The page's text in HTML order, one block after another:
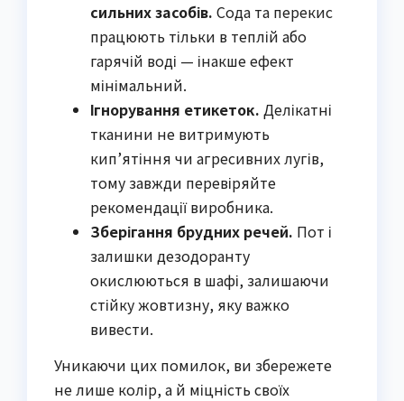
сильних засобів. Сода та перекис
працюють тільки в теплій або
гарячій воді — інакше ефект
мінімальний.
Ігнорування етикеток. Делікатні
тканини не витримують
кип’ятіння чи агресивних лугів,
тому завжди перевіряйте
рекомендації виробника.
Зберігання брудних речей. Пот і
залишки дезодоранту
окислюються в шафі, залишаючи
стійку жовтизну, яку важко
вивести.
Уникаючи цих помилок, ви збережете
не лише колір, а й міцність своїх